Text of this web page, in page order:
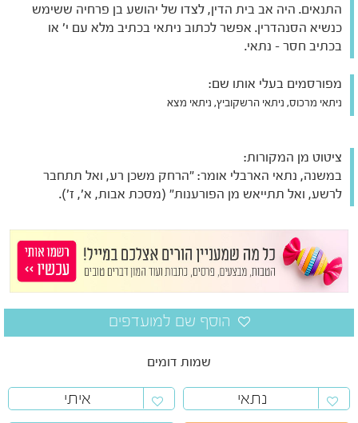
התנאים. היה אב בית הדין, לצדו של יהושע בן פרחיה ששימש
כנשיא הסנהדרין. אפשר לכתוב ניתאי בכתיב מלא עם י' או
בכתיב חסר - נתאי.
מפורסמים בעלי אותו שם:
ניתאי מרכוס, ניתאי הרשקוביץ, ניתאי מצא
ציטוט מן המקורות:
במשנה, נתאי הארבלי אומר: "הרחק משכן רע, ואל תתחבר
לרשע, ואל תתייאש מן הפורענות" (מסכת אבות, א', ז').
שמות דומים
נתאי
איתי